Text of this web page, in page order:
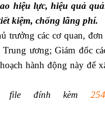
hiệu lực, hiệu quả
kiệm, chống lãng phí.
trưởng các cơ quan,
ương; Giám đốc
hành động này để
file đính kèm